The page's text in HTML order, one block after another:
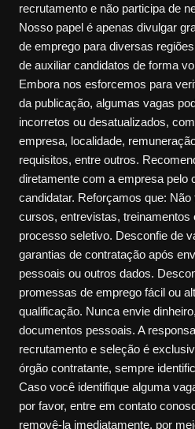
recrutamento e não participa de
Nosso papel é apenas divulgar
de emprego para diversas
de auxiliar candidatos de forma
Embora nos esforcemos para
da publicação, algumas vagas
incorretos ou desatualizados,
empresa, localidade,
requisitos, entre outros.
diretamente com a empresa pelo
candidatar. Reforçamos que:
cursos, entrevistas, treinamentos
processo seletivo. Desconfie de
garantias de contratação após
pessoais ou outros dados.
promessas de emprego fácil ou
qualificação. Nunca envie
documentos pessoais. A
recrutamento e seleção é
órgão contratante, sempre
Caso você identifique alguma
por favor, entre em contato
removê-la imediatamente, por